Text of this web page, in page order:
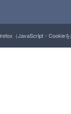
（JavaScript・Cookie